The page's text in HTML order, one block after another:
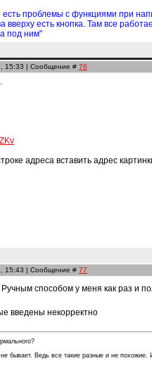
проблемы с функциями при
вверху есть кнопка. Там все
под ним"
15:33 | Сообщение # 76
адреса вставить адрес
15:43 | Сообщение # 77
способом у меня как раз и
введены некорректно
бывает. Ведь все такие разные и не